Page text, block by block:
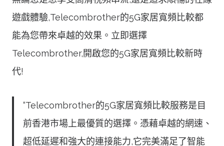
遊戲體驗,Telecombrother的5G家居寬頻比較都
能為您帶來卓越的效果。立即選擇
Telecombrother,開啟您的5G家居寬頻比較新時
代!
“Telecombrother的5G家居寬頻比較服務是目
前香港市場上最優質的選擇。憑藉卓越的網速、
超低延遲和強大的連接能力,它完美滿足了智能